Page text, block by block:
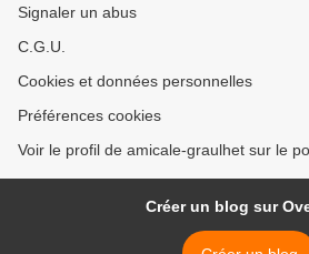
Signaler un abus
C.G.U.
Cookies et données personnelles
Préférences cookies
Voir le profil de amicale-graulhet sur le
Créer un blog sur